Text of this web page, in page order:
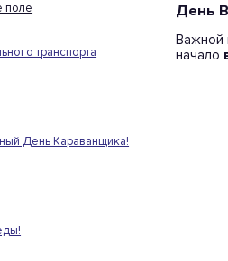
поле
транспорта
День Караванщика!
День
Важной
начало